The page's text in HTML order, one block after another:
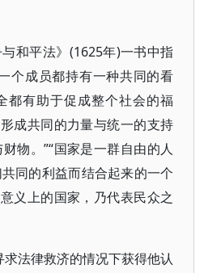
和平法》(1625年)一书中指
个成员都持有一种共同的看
都有助于促成整个社会的福
成共同的力量与统一的支持
物。”“国家是一群自由的人
同的利益而结合起来的一个
义上的国家，乃代表民众之
求法律救济的情况下获得他认